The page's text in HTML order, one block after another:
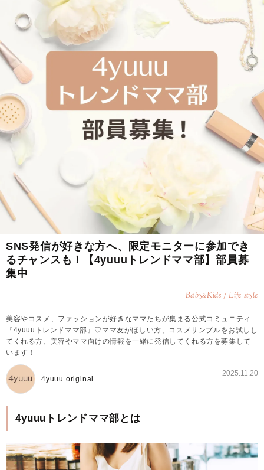
SNS発信が好きな方へ、限定モニターに参加でき
るチャンスも！【4yuuuトレンドママ部】部員募
集中
Baby&Kids / Life style
美容やコスメ、ファッションが好きなママたちが集まる公式コミュニティ
『4yuuuトレンドママ部』♡ママ友がほしい方、コスメサンプルをお試しし
てくれる方、美容やママ向けの情報を一緒に発信してくれる方を募集して
います！
4yuuu original
2025.11.20
4yuuuトレンドママ部とは